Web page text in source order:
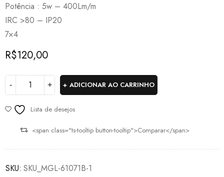
Potência : 5w – 400Lm/m
IRC >80 – IP20
7×4
R$120,00
ADICIONAR AO CARRINHO
Lista de desejos
<span class="ts-tooltip button-tooltip">Comparar</span>
SKU: SKU_MGL-61071B-1